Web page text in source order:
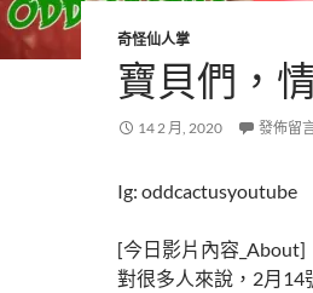
奇怪仙人掌
寶貝們，
14 2 月, 2020 發佈留
Ig: oddcactusyoutube
[今日影片內容_About]
對很多人來說，2月14